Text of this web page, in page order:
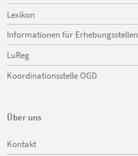
Lexikon
Informationen für Erhebungsstellen
LuReg
Koordinationsstelle OGD
Über uns
Navigation
überspringen
Kontakt